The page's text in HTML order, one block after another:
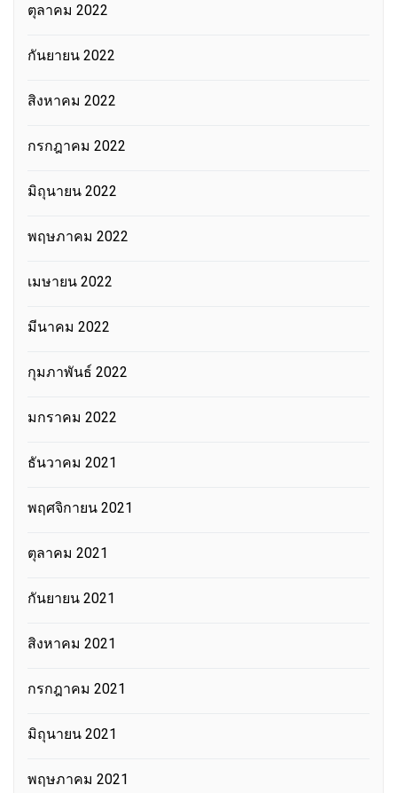
ตุลาคม 2022
กันยายน 2022
สิงหาคม 2022
กรกฎาคม 2022
มิถุนายน 2022
พฤษภาคม 2022
เมษายน 2022
มีนาคม 2022
กุมภาพันธ์ 2022
มกราคม 2022
ธันวาคม 2021
พฤศจิกายน 2021
ตุลาคม 2021
กันยายน 2021
สิงหาคม 2021
กรกฎาคม 2021
มิถุนายน 2021
พฤษภาคม 2021